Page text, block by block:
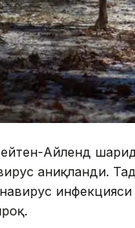
Айленд
аниқланди.